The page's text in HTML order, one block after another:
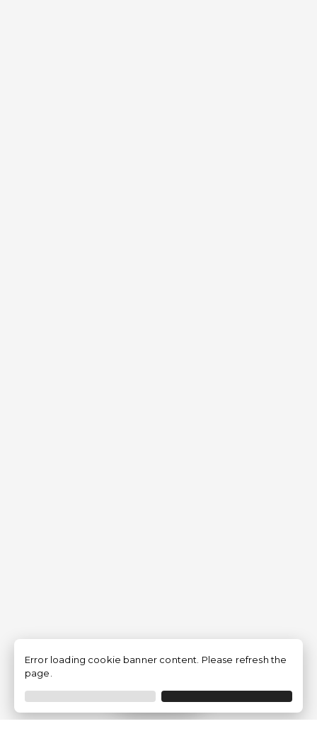
Filtrar
Error loading cookie banner content. Please refresh the
page.